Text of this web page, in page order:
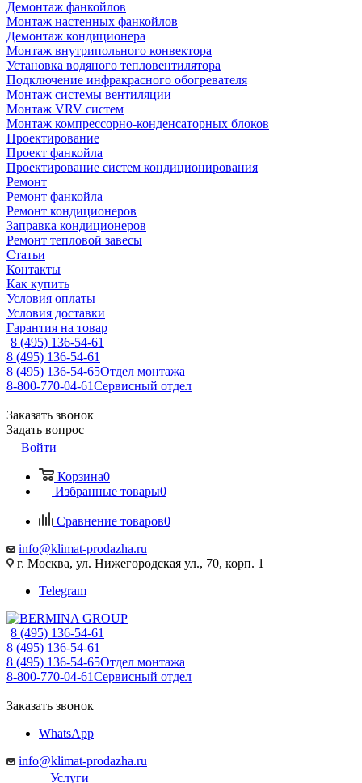
Демонтаж фанкойлов
Монтаж настенных фанкойлов
Демонтаж кондиционера
Монтаж внутрипольного конвектора
Установка водяного тепловентилятора
Подключение инфракрасного обогревателя
Монтаж системы вентиляции
Монтаж VRV систем
Монтаж компрессорно-конденсаторных блоков
Проектирование
Проект фанкойла
Проектирование систем кондиционирования
Ремонт
Ремонт фанкойла
Ремонт кондиционеров
Заправка кондиционеров
Ремонт тепловой завесы
Статьи
Контакты
Как купить
Условия оплаты
Условия доставки
Гарантия на товар
8 (495) 136-54-61
8 (495) 136-54-61
8 (495) 136-54-65Отдел монтажа
8-800-770-04-61Сервисный отдел
Заказать звонок
Задать вопрос
Войти
Корзина0
Избранные товары0
Сравнение товаров0
info@klimat-prodazha.ru
г. Москва, ул. Нижегородская ул., 70, корп. 1
Telegram
8 (495) 136-54-61
8 (495) 136-54-61
8 (495) 136-54-65Отдел монтажа
8-800-770-04-61Сервисный отдел
Заказать звонок
WhatsApp
info@klimat-prodazha.ru
Услуги